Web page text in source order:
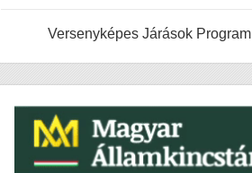
Versenyképes Járások Program